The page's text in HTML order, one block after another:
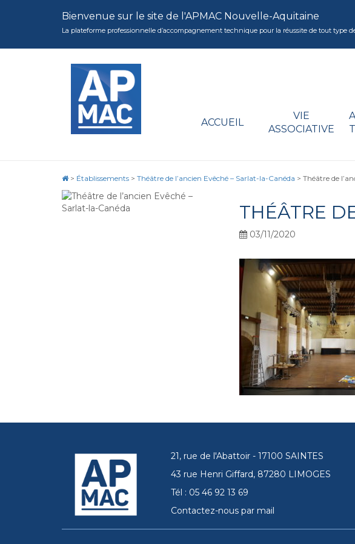
Bienvenue sur le site de l'APMAC Nouvelle-Aquitaine
La plateforme professionnelle d’accompagnement technique pour la réussite de tout type
ACCUEIL
VIE
ASSOCIATIVE
> Établissements > Théâtre de l’ancien Evêché – Sarlat-la-Canéda > Théâtre de
THÉÂTRE
03/11/2020
21, rue de l'Abattoir - 17100 SAINTES
43 rue Henri Giffard, 87280 LIMOGES
Tél : 05 46 92 13 69
Contactez-nous par mail